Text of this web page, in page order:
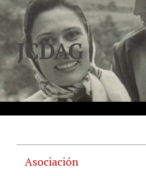
JCDAG
Asociación